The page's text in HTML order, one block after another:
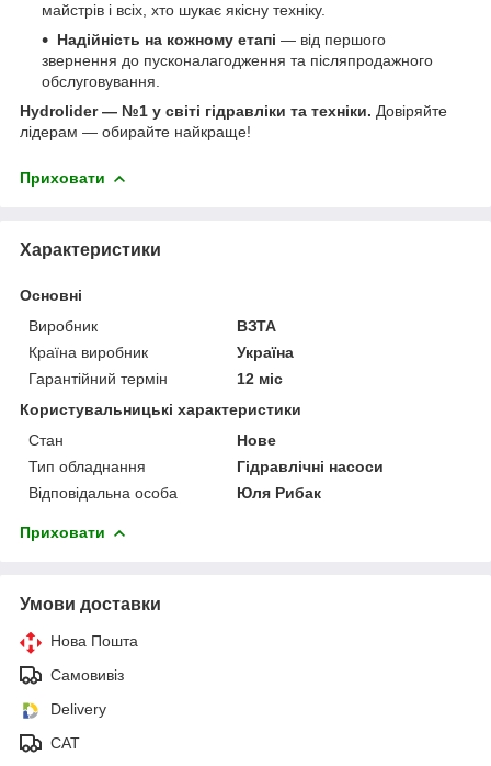
майстрів і всіх, хто шукає якісну техніку.
Надійність на кожному етапі — від першого
звернення до пусконалагодження та післяпродажного
обслуговування.
Hydrolider — №1 у світі гідравліки та техніки. Довіряйте
лідерам — обирайте найкраще!
Приховати
Характеристики
Основні
Виробник
ВЗТА
Країна виробник
Україна
Гарантійний термін
12 міс
Користувальницькі характеристики
Стан
Нове
Тип обладнання
Гідравлічні насоси
Відповідальна особа
Юля Рибак
Приховати
Умови доставки
Нова Пошта
Самовивіз
Delivery
САТ